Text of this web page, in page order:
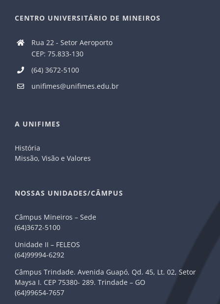
CENTRO UNIVERSITÁRIO DE MINEIROS
Rua 22 - Setor Aeroporto
CEP: 75.833-130
(64) 3672-5100
unifimes@unifimes.edu.br
A UNIFIMES
História
Missão, Visão e Valores
NOSSAS UNIDADES/CÂMPUS
Câmpus Mineiros – Sede
(64)3672-5100
Unidade II – FELEOS
(64)99994-6292
Câmpus Trindade. Avenida Guapó, Qd. 45, Lt. 02, Setor
Maysa I. CEP 75380- 289. Trindade – GO
(64)99654-7657